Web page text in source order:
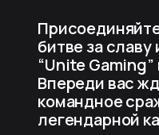
битве за
“Unite
Впереди вас
командное
легендарной